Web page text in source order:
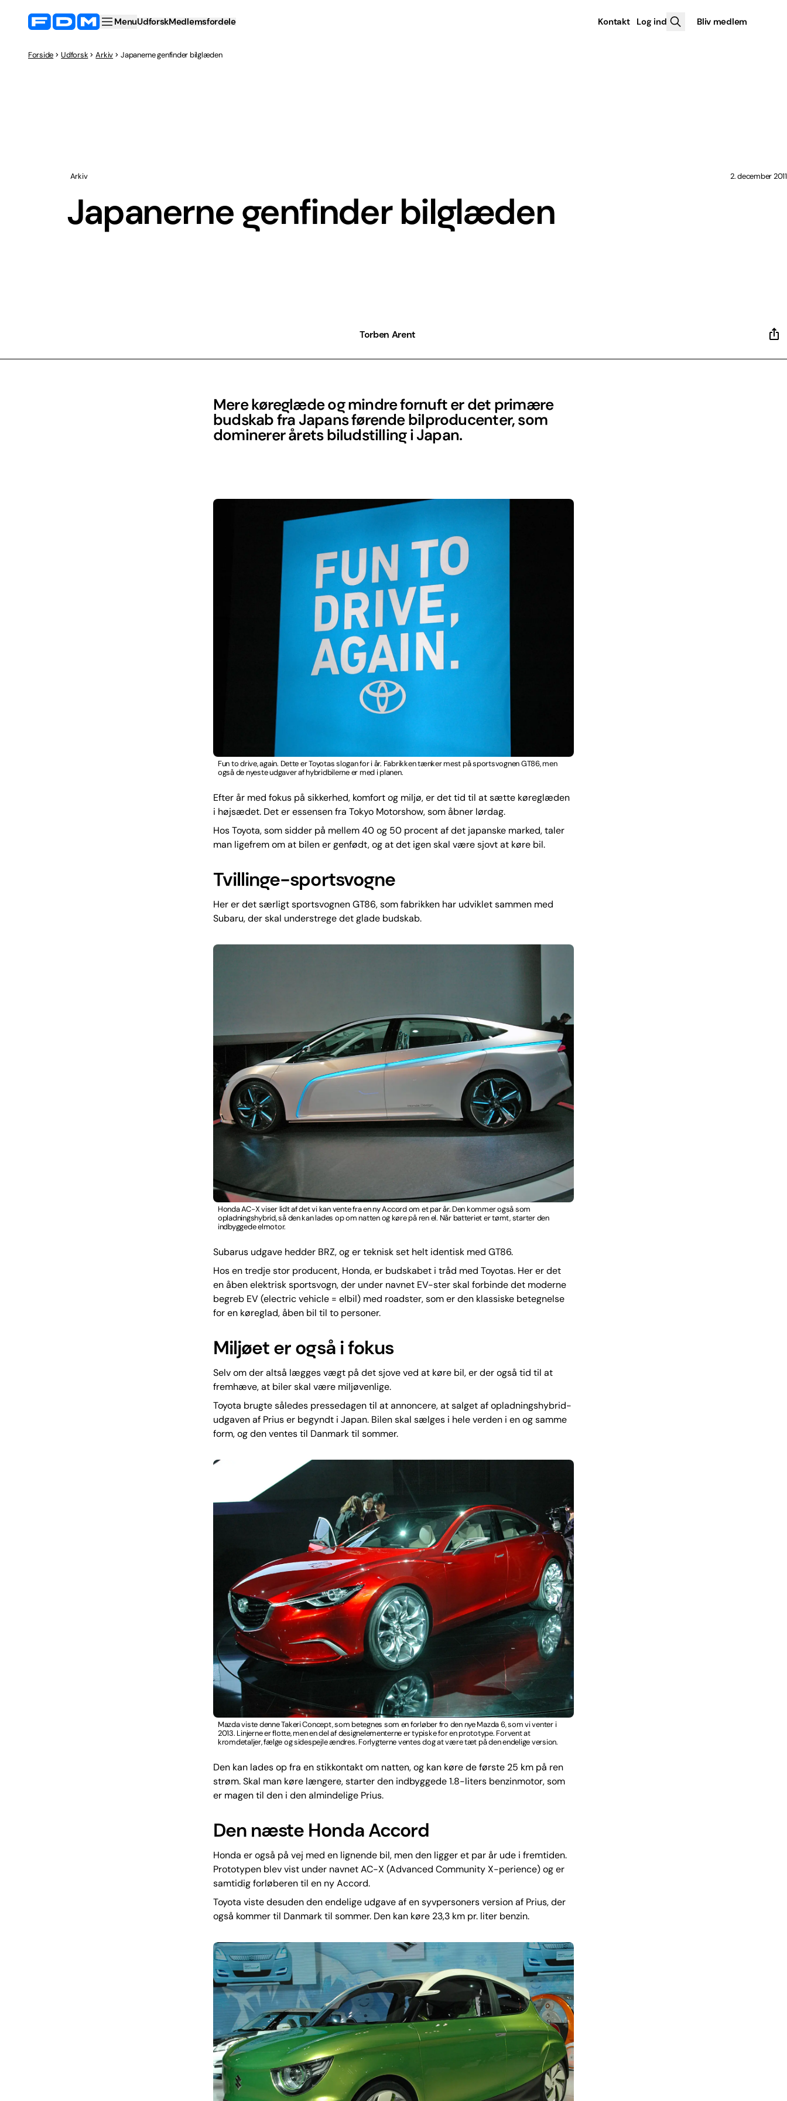
MenuUdforskMedlemsfordele Kontakt Log ind Bliv medlem
Forside Udforsk Arkiv Japanerne genfinder bilglæden
Japanerne genfinder bilglæden
Arkiv 2. december 2011
Torben Arent
Mere køreglæde og mindre fornuft er det primære
budskab fra Japans førende bilproducenter, som
dominerer årets biludstilling i Japan.
Fun to drive, again. Dette er Toyotas slogan for i år. Fabrikken tænker mest på sportsvognen GT86, men
også de nyeste udgaver af hybridbilerne er med i planen.
Efter år med fokus på sikkerhed, komfort og miljø, er det tid til at sætte køreglæden
i højsædet. Det er essensen fra Tokyo Motorshow, som åbner lørdag.
Hos Toyota, som sidder på mellem 40 og 50 procent af det japanske marked, taler
man ligefrem om at bilen er genfødt, og at det igen skal være sjovt at køre bil.
Tvillinge-sportsvogne
Her er det særligt sportsvognen GT86, som fabrikken har udviklet sammen med
Subaru, der skal understrege det glade budskab.
Honda AC-X viser lidt af det vi kan vente fra en ny Accord om et par år. Den kommer også som
opladningshybrid, så den kan lades op om natten og køre på ren el. Når batteriet er tømt, starter den
indbyggede elmotor.
Subarus udgave hedder BRZ, og er teknisk set helt identisk med GT86.
Hos en tredje stor producent, Honda, er budskabet i tråd med Toyotas. Her er det
en åben elektrisk sportsvogn, der under navnet EV-ster skal forbinde det moderne
begreb EV (electric vehicle = elbil) med roadster, som er den klassiske betegnelse
for en køreglad, åben bil til to personer.
Miljøet er også i fokus
Selv om der altså lægges vægt på det sjove ved at køre bil, er der også tid til at
fremhæve, at biler skal være miljøvenlige.
Toyota brugte således pressedagen til at annoncere, at salget af opladningshybrid-
udgaven af Prius er begyndt i Japan. Bilen skal sælges i hele verden i en og samme
form, og den ventes til Danmark til sommer.
Mazda viste denne Takeri Concept, som betegnes som en forløber fro den nye Mazda 6, som vi venter i
2013. Linjerne er flotte, men en del af designelementerne er typiske for en prototype. Forvent at
kromdetaljer, fælge og sidespejle ændres. Forlygterne ventes dog at være tæt på den endelige version.
Den kan lades op fra en stikkontakt om natten, og kan køre de første 25 km på ren
strøm. Skal man køre længere, starter den indbyggede 1.8-liters benzinmotor, som
er magen til den i den almindelige Prius.
Den næste Honda Accord
Honda er også på vej med en lignende bil, men den ligger et par år ude i fremtiden.
Prototypen blev vist under navnet AC-X (Advanced Community X-perience) og er
samtidig forløberen til en ny Accord.
Toyota viste desuden den endelige udgave af en syvpersoners version af Prius, der
også kommer til Danmark til sommer. Den kan køre 23,3 km pr. liter benzin.